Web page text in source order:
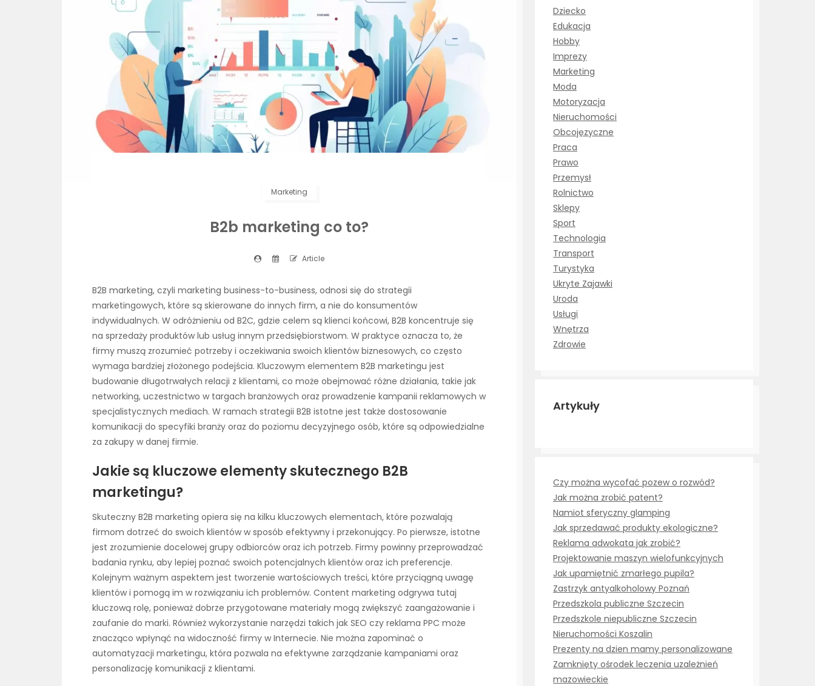
Marketing
B2b marketing co to?
Article
B2B marketing, czyli marketing business-to-business, odnosi się do strategii
marketingowych, które są skierowane do innych firm, a nie do konsumentów
indywidualnych. W odróżnieniu od B2C, gdzie celem są klienci końcowi, B2B koncentruje się
na sprzedaży produktów lub usług innym przedsiębiorstwom. W praktyce oznacza to, że
firmy muszą zrozumieć potrzeby i oczekiwania swoich klientów biznesowych, co często
wymaga bardziej złożonego podejścia. Kluczowym elementem B2B marketingu jest
budowanie długotrwałych relacji z klientami, co może obejmować różne działania, takie jak
networking, uczestnictwo w targach branżowych oraz prowadzenie kampanii reklamowych w
specjalistycznych mediach. W ramach strategii B2B istotne jest także dostosowanie
komunikacji do specyfiki branży oraz do poziomu decyzyjnego osób, które są odpowiedzialne
za zakupy w danej firmie.
Jakie są kluczowe elementy skutecznego B2B
marketingu?
Skuteczny B2B marketing opiera się na kilku kluczowych elementach, które pozwalają
firmom dotrzeć do swoich klientów w sposób efektywny i przekonujący. Po pierwsze, istotne
jest zrozumienie docelowej grupy odbiorców oraz ich potrzeb. Firmy powinny przeprowadzać
badania rynku, aby lepiej poznać swoich potencjalnych klientów oraz ich preferencje.
Kolejnym ważnym aspektem jest tworzenie wartościowych treści, które przyciągną uwagę
klientów i pomogą im w rozwiązaniu ich problemów. Content marketing odgrywa tutaj
kluczową rolę, ponieważ dobrze przygotowane materiały mogą zwiększyć zaangażowanie i
zaufanie do marki. Również wykorzystanie narzędzi takich jak SEO czy reklama PPC może
znacząco wpłynąć na widoczność firmy w Internecie. Nie można zapominać o
automatyzacji marketingu, która pozwala na efektywne zarządzanie kampaniami oraz
personalizację komunikacji z klientami.
Dziecko
Edukacja
Hobby
Imprezy
Marketing
Moda
Motoryzacja
Nieruchomości
Obcojęzyczne
Praca
Prawo
Przemysł
Rolnictwo
Sklepy
Sport
Technologia
Transport
Turystyka
Ukryte Zajawki
Uroda
Usługi
Wnętrza
Zdrowie
Artykuły
Czy można wycofać pozew o rozwód?
Jak można zrobić patent?
Namiot sferyczny glamping
Jak sprzedawać produkty ekologiczne?
Reklama adwokata jak zrobić?
Projektowanie maszyn wielofunkcyjnych
Jak upamiętnić zmarłego pupila?
Zastrzyk antyalkoholowy Poznań
Przedszkola publiczne Szczecin
Przedszkole niepubliczne Szczecin
Nieruchomości Koszalin
Prezenty na dzien mamy personalizowane
Zamknięty ośrodek leczenia uzależnień
mazowieckie